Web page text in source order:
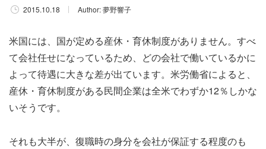
2015.10.18 Author:夢野響子
米国には、国が定める産休・育休制度がありません。すべ
て会社任せになっているため、どの会社で働いているかに
よって待遇に大きな差が出ています。米労働省によると、
産休・育休制度がある民間企業は全米でわずか12％しかな
いそうです。
それも大半が、復職時の身分を会社が保証する程度のも